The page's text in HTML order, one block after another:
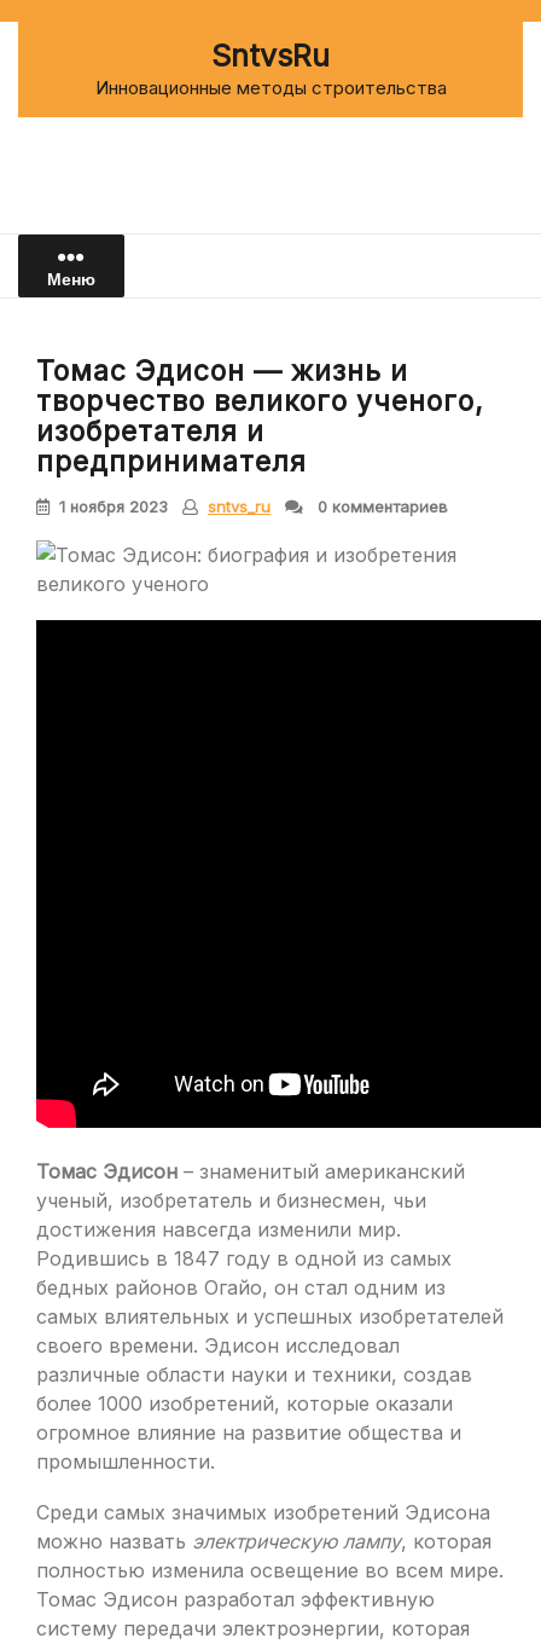
SntvsRu
Инновационные методы строительства
Меню
Томас Эдисон — жизнь и
творчество великого ученого,
изобретателя и
предпринимателя
1 ноября 2023 sntvs_ru 0 комментариев
Томас Эдисон – знаменитый американский
ученый, изобретатель и бизнесмен, чьи
достижения навсегда изменили мир.
Родившись в 1847 году в одной из самых
бедных районов Огайо, он стал одним из
самых влиятельных и успешных изобретателей
своего времени. Эдисон исследовал
различные области науки и техники, создав
более 1000 изобретений, которые оказали
огромное влияние на развитие общества и
промышленности.
Среди самых значимых изобретений Эдисона
можно назвать электрическую лампу, которая
полностью изменила освещение во всем мире.
Томас Эдисон разработал эффективную
систему передачи электроэнергии, которая